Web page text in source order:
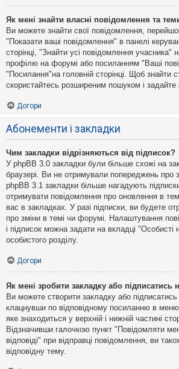
Як мені знайти власні повідомлення та
Ви можете знайти свої повідомлення,
"Показати ваші повідомлення" в панелі
сторінці, "Знайти усі повідомлення учасника"
профілю на форумі або посиланням "Ваші
"Посилання"на головній сторінці. Щоб знайти
скористайтесь розширеним пошуком і задайте
Догори
Абонементи і закладки
Чим закладки відрізняються від підписок?
У phpBB 3.0 закладки були більше схожі на
браузері. Ви не отримували попереджень про
phpBB 3.1 закладки більше нагадують
отримувати повідомлення про оновлення в
вас в закладках. У разі підписки, ви будете
про зміни в темі чи форумі. Налаштування
і підписок можна задати на вкладці "Особисті
особистого розділу.
Догори
Як мені зробити закладку або підписатись
Ви можете створити закладку або
клацнувши по відповідному посиланню в
яке знаходиться у верхній і нижній частині
Відзначивши галочкою пункт "Повідомляти
відповіді" при відправці повідомлення, ви
відповідну тему.